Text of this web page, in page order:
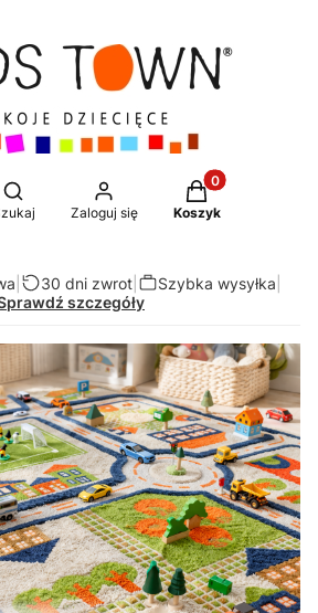
Otwórz wyszukiwarkę
Zaloguj się
Produkty w
Koszyk
30 dni zwrot| Szybka wysyłka
szczegóły